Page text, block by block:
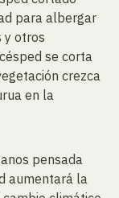
para albergar
y otros
se corta
crezca
en la
pensada
aumentará la